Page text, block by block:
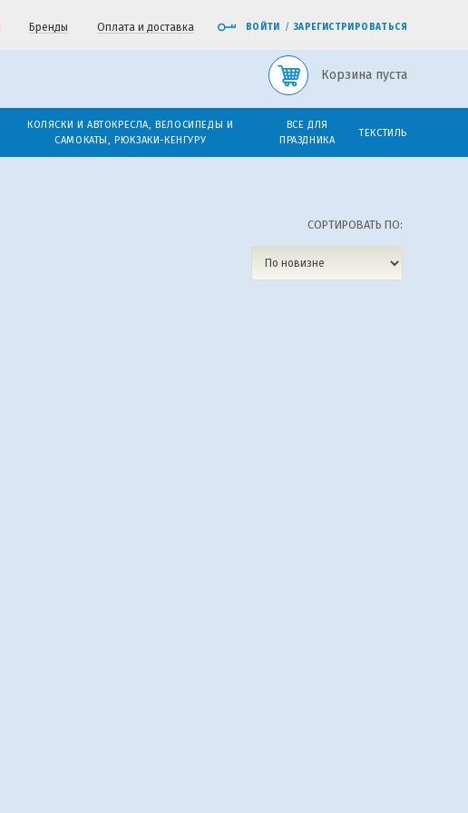
Бренды Оплата и доставка ВОЙТИ / ЗАРЕГИСТРИРОВАТЬСЯ
Корзина пуста
КОЛЯСКИ И АВТОКРЕСЛА, ВЕЛОСИПЕДЫ И
САМОКАТЫ, РЮКЗАКИ-КЕНГУРУ
ВСЕ ДЛЯ
ПРАЗДНИКА
ТЕКСТИЛЬ
СОРТИРОВАТЬ ПО: